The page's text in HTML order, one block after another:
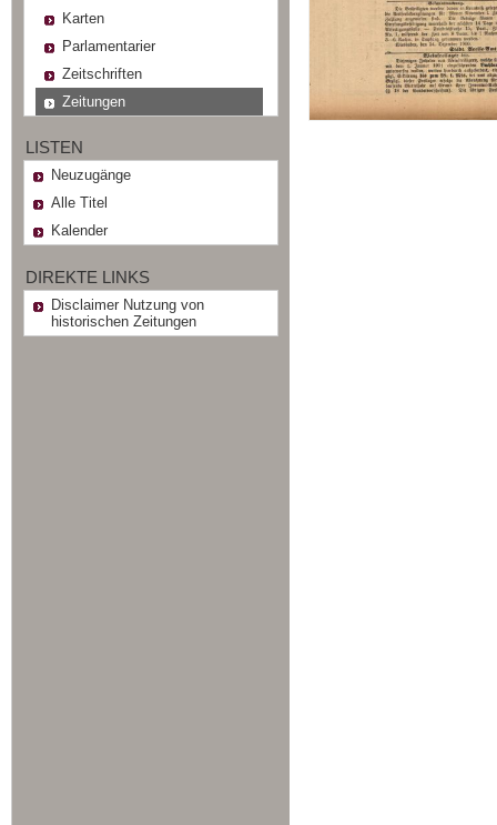
Karten
Parlamentarier
Zeitschriften
Zeitungen
LISTEN
Neuzugänge
Alle Titel
Kalender
DIREKTE LINKS
Disclaimer Nutzung von
historischen Zeitungen